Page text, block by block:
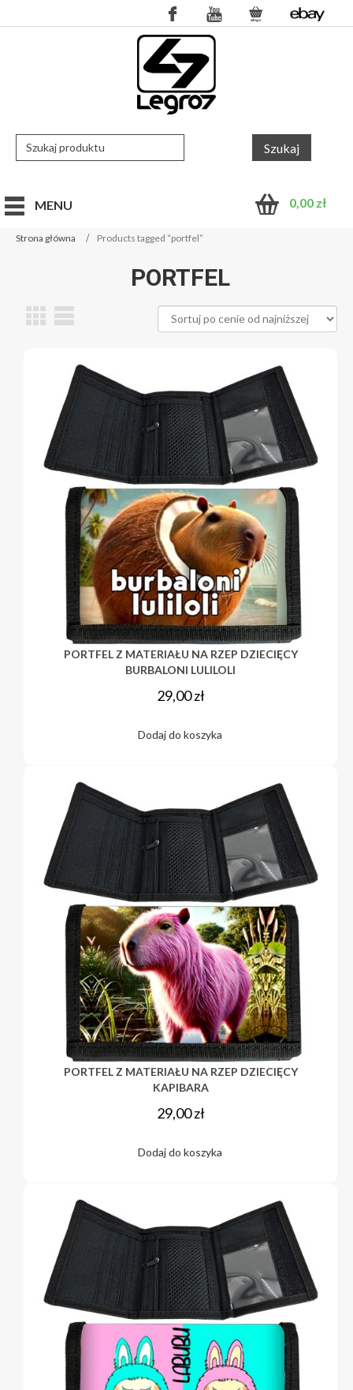
0,00 zł
MENU
Strona główna Products tagged “portfel”
PORTFEL
PORTFEL Z MATERIAŁU NA RZEP DZIECIĘCY
BURBALONI LULILOLI
29,00zł
Dodaj do koszyka
PORTFEL Z MATERIAŁU NA RZEP DZIECIĘCY
KAPIBARA
29,00zł
Dodaj do koszyka